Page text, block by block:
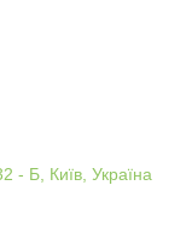
- Б, Київ, Україна